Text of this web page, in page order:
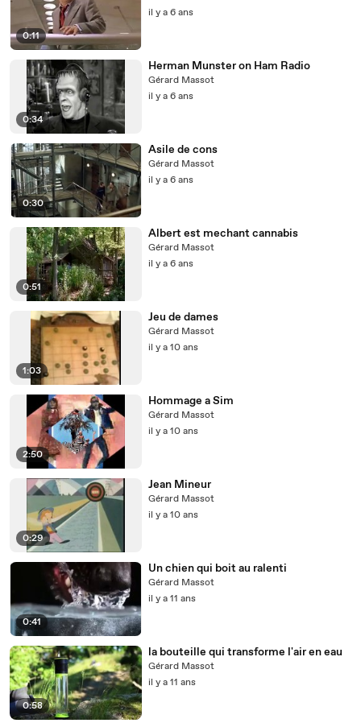
0:11
il y a 6 ans
0:34
Herman Munster on Ham Radio
Gérard Massot
il y a 6 ans
0:30
Asile de cons
Gérard Massot
il y a 6 ans
0:51
Albert est mechant cannabis
Gérard Massot
il y a 6 ans
1:03
Jeu de dames
Gérard Massot
il y a 10 ans
2:50
Hommage a Sim
Gérard Massot
il y a 10 ans
0:29
Jean Mineur
Gérard Massot
il y a 10 ans
0:41
Un chien qui boit au ralenti
Gérard Massot
il y a 11 ans
0:58
la bouteille qui transforme l'air en eau
Gérard Massot
il y a 11 ans